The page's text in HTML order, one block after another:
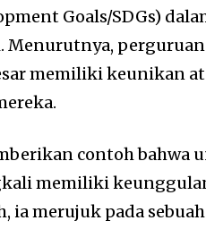
Goals/SDGs)
Menurutnya,
memiliki keunikan
contoh bahwa
memiliki
ia merujuk pada